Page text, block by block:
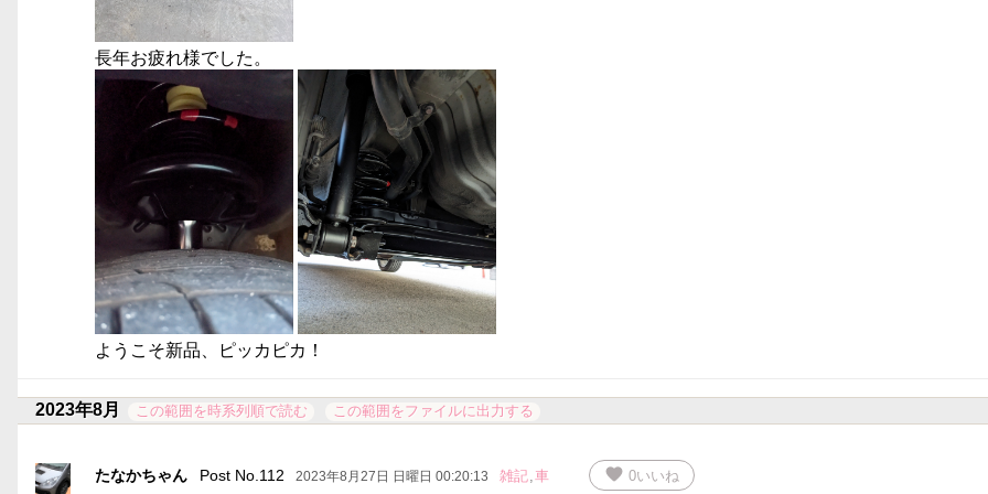
長年お疲れ様でした。
ようこそ新品、ピッカピカ！
2023年8月 この範囲を時系列順で読む この範囲をファイルに出力する
たなかちゃん Post No.112 2023年8月27日 日曜日 00:20:13 雑記,車 favorite 0いいね